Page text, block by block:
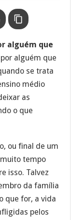
alguém que
alguém que
se trata
médio
as
o que
ou final de um
tempo
isso. Talvez
da família
que for, a vida
pelos